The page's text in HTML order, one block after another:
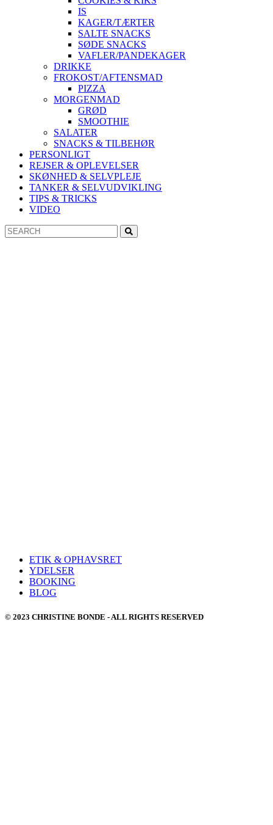
IS
KAGER/TÆRTER
SALTE SNACKS
SØDE SNACKS
VAFLER/PANDEKAGER
DRIKKE
FROKOST/AFTENSMAD
PIZZA
MORGENMAD
GRØD
SMOOTHIE
SALATER
SNACKS & TILBEHØR
PERSONLIGT
REJSER & OPLEVELSER
SKØNHED & SELVPLEJE
TANKER & SELVUDVIKLING
TIPS & TRICKS
VIDEO
Search
for:
ETIK & OPHAVSRET
YDELSER
BOOKING
BLOG
© 2023 CHRISTINE BONDE - ALL RIGHTS RESERVED